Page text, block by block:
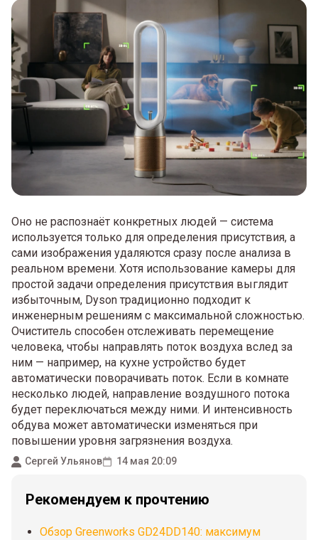
Оно не распознаёт конкретных людей — система
используется только для определения присутствия, а
сами изображения удаляются сразу после анализа в
реальном времени. Хотя использование камеры для
простой задачи определения присутствия выглядит
избыточным, Dyson традиционно подходит к
инженерным решениям с максимальной сложностью.
Очиститель способен отслеживать перемещение
человека, чтобы направлять поток воздуха вслед за
ним — например, на кухне устройство будет
автоматически поворачивать поток. Если в комнате
несколько людей, направление воздушного потока
будет переключаться между ними. И интенсивность
обдува может автоматически изменяться при
повышении уровня загрязнения воздуха.
Сергей Ульянов 14 мая 20:09
Рекомендуем к прочтению
Обзор Greenworks GD24DD140: максимум